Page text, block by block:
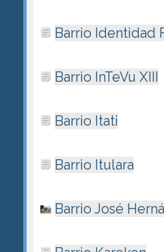
Barrio Identidad
Barrio InTeVu XIII
Barrio Itati
Barrio Itulara
Barrio José